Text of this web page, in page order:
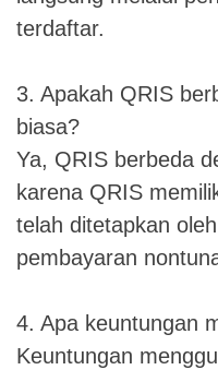
terdaftar.
3. Apakah QRIS
biasa?
Ya, QRIS berbeda
karena QRIS
telah ditetapkan
pembayaran
4. Apa keuntungan
Keuntungan